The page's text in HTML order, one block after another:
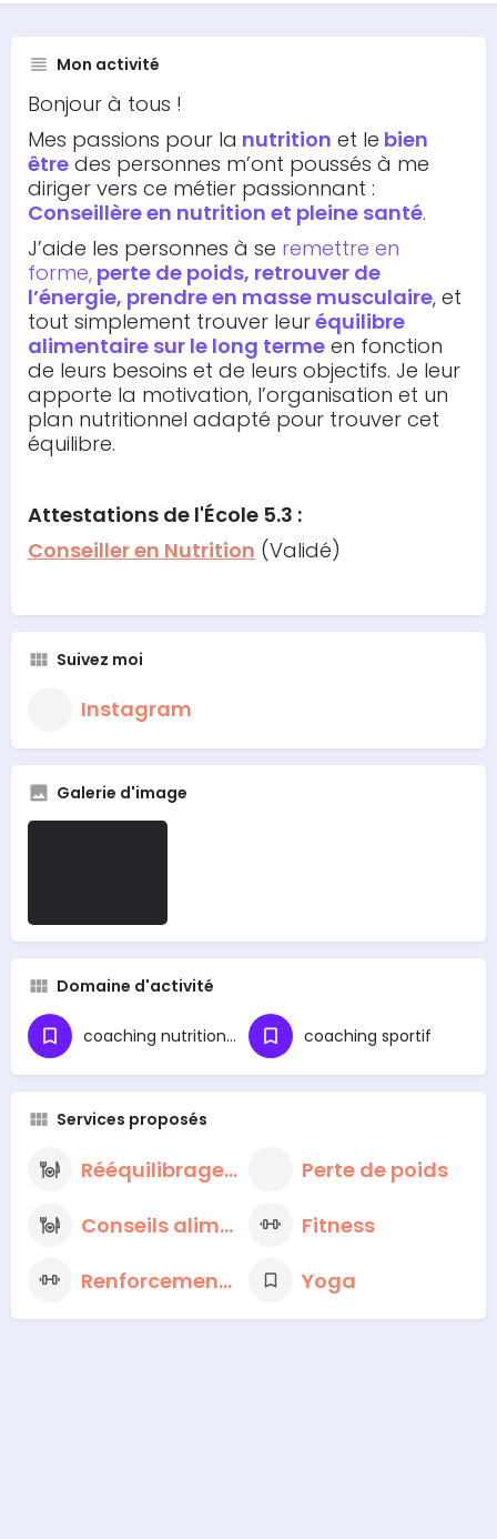
Mon activité
Bonjour à tous !
Mes passions pour la nutrition et le bien
être des personnes m’ont poussés à me
diriger vers ce métier passionnant :
Conseillère en nutrition et pleine santé.
J’aide les personnes à se remettre en
forme, perte de poids, retrouver de
l’énergie, prendre en masse musculaire, et
tout simplement trouver leuréquilibre
alimentaire sur le long terme en fonction
de leurs besoins et de leurs objectifs. Je leur
apporte la motivation, l’organisation et un
plan nutritionnel adapté pour trouver cet
équilibre.
Attestations de l'École 5.3 :
Conseiller en Nutrition (Validé)
Suivez moi
Instagram
Galerie d'image
Domaine d'activité
coaching nutritionnel coaching sportif
Services proposés
Rééquilibrage alimentaire
Perte de poids
Conseils alimentaires nutritionnels
Fitness
Renforcement musculaire
Yoga